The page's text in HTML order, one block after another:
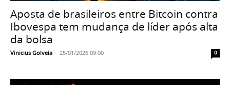
Aposta de brasileiros entre Bitcoin contra
Ibovespa tem mudança de líder após alta
da bolsa
Vinicius Golveia - 25/01/2026 09:00 0